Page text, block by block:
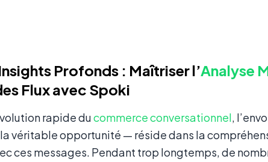
Profonds : Maîtriser l’Analyse
Flux avec Spoki
rapide ducommerce conversationnel,
véritable opportunité — réside dans la
ces messages. Pendant trop longtemps, de